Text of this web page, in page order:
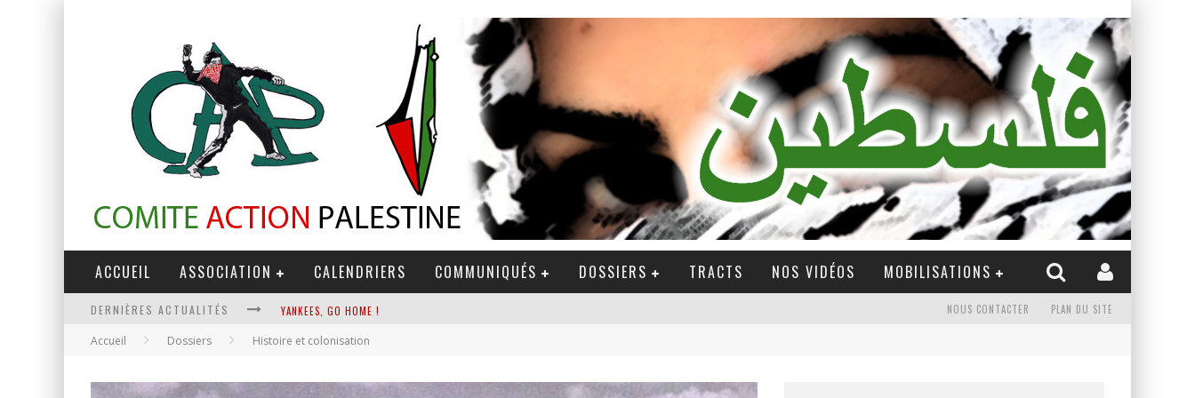
ACCUEIL ASSOCIATION CALENDRIERS COMMUNIQUÉS DOSSIERS TRACTS NOS VIDÉOS MOBILISATIONS
DERNIÈRES ACTUALITÉS YANKEES, GO HOME !
CHANTAGE TERRORISTE
LA RÉVOLUTION OU RIEN
NOUS CONTACTER PLAN DU SITE
Accueil Dossiers Histoire et colonisation